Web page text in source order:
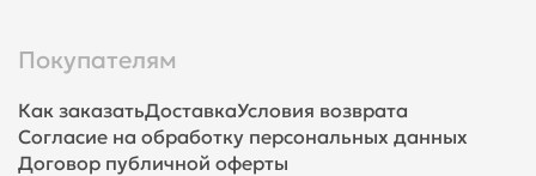
Покупателям
Как заказатьДоставкаУсловия возврата
Согласие на обработку персональных данных
Договор публичной оферты